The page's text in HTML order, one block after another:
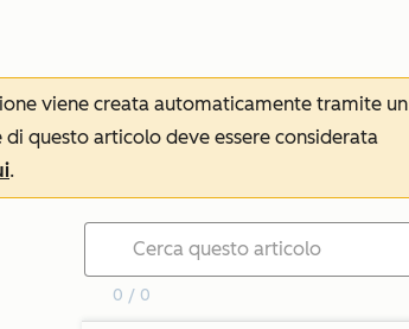
viene creata automaticamente tramite un
questo articolo deve essere considerata
.
0 / 0